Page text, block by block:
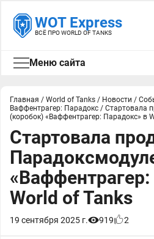
WOT Express
ВСЁ ПРО WORLD OF TANKS
Меню сайта
Главная / World of Tanks / Новости /
Ваффентрагер: Парадокс / Стартовала
(коробок) «Ваффентрагер: Парадокс» в
Стартовала
World of Tanks
19 сентября 2025 г. 919 2